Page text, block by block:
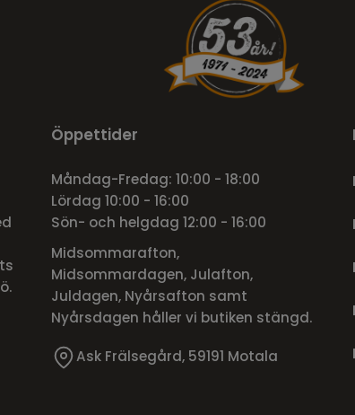
Öppettider
Måndag-Fredag: 10:00 - 18:00
Lördag 10:00 - 16:00
Sön- och helgdag 12:00 - 16:00
Midsommarafton,
Midsommardagen, Julafton,
Juldagen, Nyårsafton samt
Nyårsdagen håller vi butiken stängd.
Ask Frälsegård, 59191 Motala